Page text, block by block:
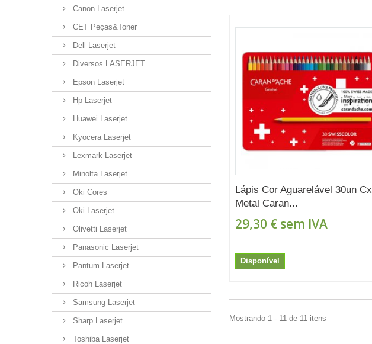
Canon Laserjet
CET Peças&Toner
Dell Laserjet
Diversos LASERJET
Epson Laserjet
Hp Laserjet
Huawei Laserjet
Kyocera Laserjet
Lexmark Laserjet
Minolta Laserjet
Oki Cores
Oki Laserjet
Olivetti Laserjet
Panasonic Laserjet
Pantum Laserjet
Ricoh Laserjet
Samsung Laserjet
Sharp Laserjet
Toshiba Laserjet
Lápis Cor Aguarelável 30un Cx
Metal Caran...
29,30 € sem IVA
Disponível
Mostrando 1 - 11 de 11 itens